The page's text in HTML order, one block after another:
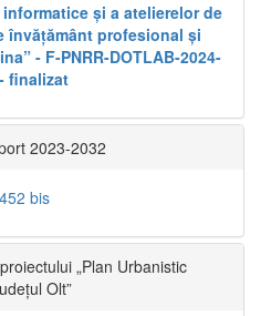
și a atelierelor de
învățământ profesional și
- F-PNRR-DOTLAB-2024-
finalizat
2023-2032
bis
„Plan Urbanistic
Olt”